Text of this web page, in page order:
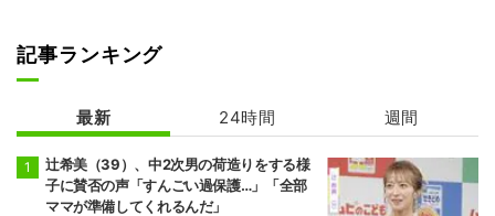
記事ランキング
最新 24時間 週間
辻希美（39）、中2次男の荷造りをする様
子に賛否の声「すんごい過保護…」「全部
ママが準備してくれるんだ」